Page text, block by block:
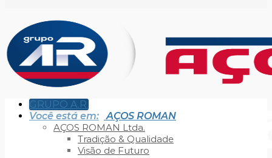
GRUPO A.R.
Você está em:
AÇOS ROMAN
AÇOS ROMAN Ltda.
Tradição & Qualidade
Visão de Futuro